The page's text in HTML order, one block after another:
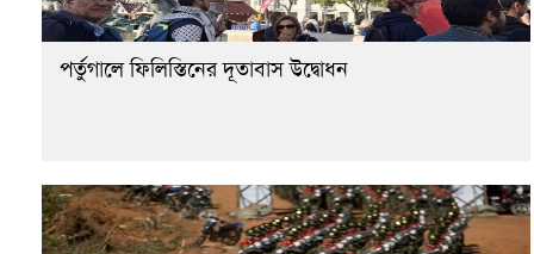
পর্তুগালে ফিলিস্তিনের দূতাবাস উদ্বোধন